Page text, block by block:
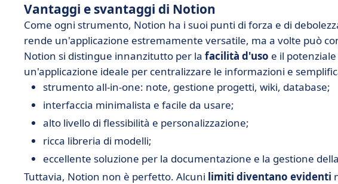
Vantaggi e svantaggi di Notion
Come ogni strumento, Notion ha i suoi punti di forza e di
rende un'applicazione estremamente versatile, ma a volte può
Notion si distingue innanzitutto per la facilità d'uso e il potenziale
un'applicazione ideale per centralizzare le informazioni e
strumento all-in-one: note, gestione progetti, wiki, database;
interfaccia minimalista e facile da usare;
alto livello di flessibilità e personalizzazione;
ricca libreria di modelli;
eccellente soluzione per la documentazione e la gestione
Tuttavia, Notion non è perfetto. Alcuni limiti diventano evidenti